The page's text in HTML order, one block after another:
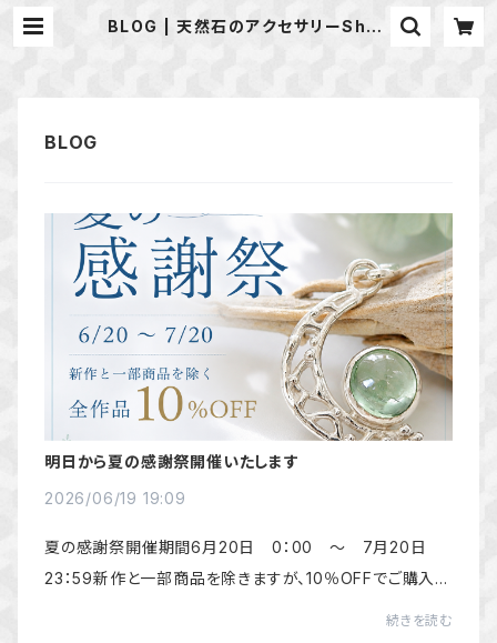
BLOG | 天然石のアクセサリーShop
明日から夏の感謝祭開催いたします
2026/06/19 19:09
夏の感謝祭開催期間6月20日 0：00 ～ 7月20日
23：59新作と一部商品を除きますが、10％OFFでご購入い
続きを読む